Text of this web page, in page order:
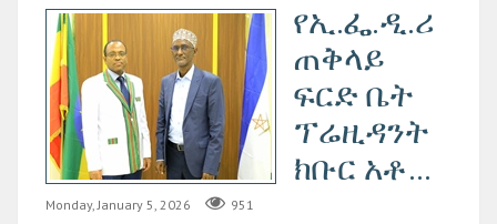
የኢ.ፌ.ዲ.ሪ
ጠቅላይ
ፍርድ ቤት
ፕሬዚዳንት
ክቡር አቶ...
Monday, January 5, 2026 951